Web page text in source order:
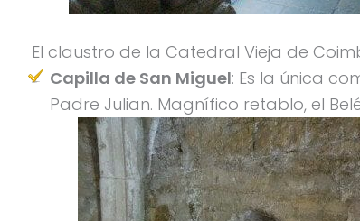
El claustro de la Catedral Vieja de
Capilla de San Miguel: Es la única
Padre Julian. Magnífico retablo, el